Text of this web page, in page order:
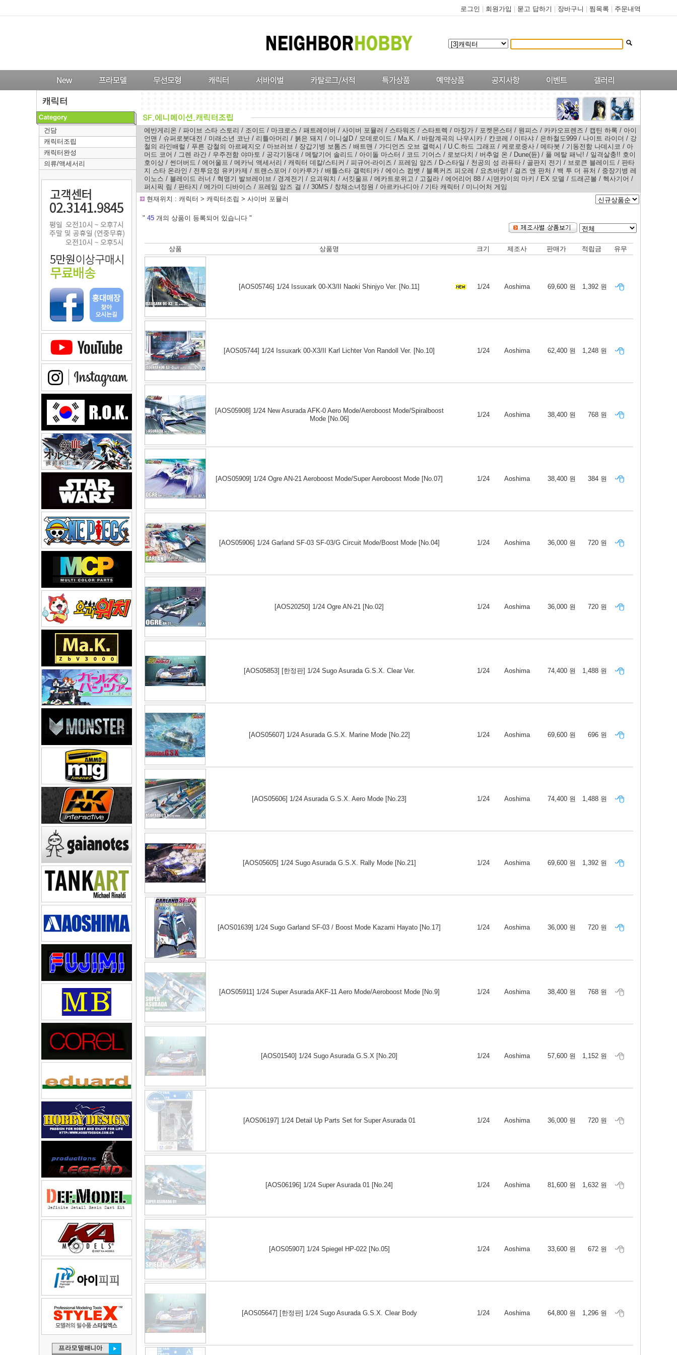
로그인 회원가입 묻고 답하기 장바구니 찜목록 주문내역
건담
캐릭터조립
캐릭터완성
의류/액세서리
에반게리온 / 파이브 스타 스토리 / 조이드 / 마크로스 / 패트레이버 / 사이버 포뮬러 / 스타워즈 / 스타트렉 / 마징가 / 포켓몬스터 / 원피스 / 카카오프렌즈 / 캡틴 하록 / 아이
언맨 / 슈퍼로봇대전 / 미래소년 코난 / 리틀아머리 / 붉은 돼지 / 이니셜D / 모데로이드 / Ma.K. / 바람계곡의 나우시카 / 칸코레 / 이타샤 / 은하철도999 / 나이트 라이더 / 강
철의 라인배럴 / 푸른 강철의 아르페지오 / 마브러브 / 장갑기병 보톰즈 / 배트맨 / 가디언즈 오브 갤럭시 / U.C.하드 그래프 / 케로로중사 / 메타봇 / 기동전함 나데시코 / 아
머드 코어 / 그렌 라간 / 우주전함 야마토 / 공각기동대 / 메탈기어 솔리드 / 아이돌 마스터 / 코드 기어스 / 로보다치 / 버추얼 온 / Dune(듄) / 풀 메탈 패닉! / 일격살충!! 호이
호이상 / 썬더버드 / 에어울프 / 메카닉 액세서리 / 캐릭터 데칼/스티커 / 피규어-라이즈 / 프레임 암즈 / D-스타일 / 천공의 성 라퓨타 / 골판지 전기 / 브로큰 블레이드 / 판타
지 스타 온라인 / 전투요정 유키카제 / 트랜스포머 / 이카루가 / 배틀스타 갤럭티카 / 에이스 컴뱃 / 블록커즈 피오레 / 요츠바랑! / 걸즈 앤 판처 / 백 투 더 퓨처 / 중장기병 레
이노스 / 블레이드 러너 / 혁명기 발브레이브 / 경계전기 / 요괴워치 / 서킷울프 / 메카트로위고 / 고질라 / 에어리어 88 / 시덴카이의 마키 / EX 모델 / 드래곤볼 / 헥사기어 /
퍼시픽 림 / 판타지 / 메가미 디바이스 / 프레임 암즈 걸 / / 30MS / 창채소녀정원 / 아르카나디아 / 기타 캐릭터 / 미니어처 게임
현재위치 : 캐릭터 > 캐릭터조립 > 사이버 포뮬러
" 45 개의 상품이 등록되어 있습니다 "
상품 상품명 크기 제조사 판매가 적립금 유무
[AOS05746] 1/24 Issuxark 00-X3/II Naoki Shinjyo Ver. [No.11] 1/24 Aoshima 69,600 원 1,392 원
[AOS05744] 1/24 Issuxark 00-X3/II Karl Lichter Von Randoll Ver. [No.10] 1/24 Aoshima 62,400 원 1,248 원
[AOS05908] 1/24 New Asurada AFK-0 Aero Mode/Aeroboost Mode/Spiralboost
Mode [No.06]
1/24 Aoshima 38,400 원 768 원
[AOS05909] 1/24 Ogre AN-21 Aeroboost Mode/Super Aeroboost Mode [No.07] 1/24 Aoshima 38,400 원 384 원
[AOS05906] 1/24 Garland SF-03 SF-03/G Circuit Mode/Boost Mode [No.04] 1/24 Aoshima 36,000 원 720 원
[AOS20250] 1/24 Ogre AN-21 [No.02] 1/24 Aoshima 36,000 원 720 원
[AOS05853] [한정판] 1/24 Sugo Asurada G.S.X. Clear Ver. 1/24 Aoshima 74,400 원 1,488 원
[AOS05607] 1/24 Asurada G.S.X. Marine Mode [No.22] 1/24 Aoshima 69,600 원 696 원
[AOS05606] 1/24 Asurada G.S.X. Aero Mode [No.23] 1/24 Aoshima 74,400 원 1,488 원
[AOS05605] 1/24 Sugo Asurada G.S.X. Rally Mode [No.21] 1/24 Aoshima 69,600 원 1,392 원
[AOS01639] 1/24 Sugo Garland SF-03 / Boost Mode Kazami Hayato [No.17] 1/24 Aoshima 36,000 원 720 원
[AOS05911] 1/24 Super Asurada AKF-11 Aero Mode/Aeroboost Mode [No.9] 1/24 Aoshima 38,400 원 768 원
[AOS01540] 1/24 Sugo Asurada G.S.X [No.20] 1/24 Aoshima 57,600 원 1,152 원
[AOS06197] 1/24 Detail Up Parts Set for Super Asurada 01 1/24 Aoshima 36,000 원 720 원
[AOS06196] 1/24 Super Asurada 01 [No.24] 1/24 Aoshima 81,600 원 1,632 원
[AOS05907] 1/24 Spiegel HP-022 [No.05] 1/24 Aoshima 33,600 원 672 원
[AOS05647] [한정판] 1/24 Sugo Asurada G.S.X. Clear Body 1/24 Aoshima 64,800 원 1,296 원